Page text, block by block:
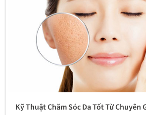
Kỹ Thuật Chăm Sóc Da Tốt Từ Chuyên